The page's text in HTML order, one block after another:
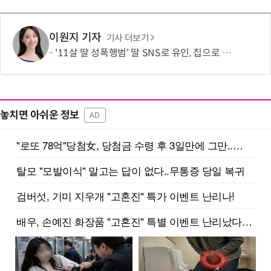
이원지 기자 기사 더보기
'11살 딸 성폭행범' 딸 SNS로 유인, 집으로 불러낸 아버지…결국 총 쐈다
놓치면 아쉬운 정보 AD